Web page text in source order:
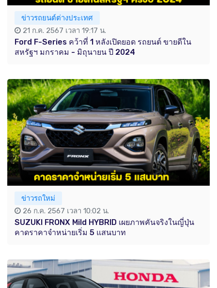
ข่าวรถยนต์ต่างประเทศ
21 ก.ค. 2567 เวลา 19:17 น.
Ford F-Series คว้าที่ 1 หลังเปิดยอด รถยนต์ ขายดีใน
สหรัฐฯ มกราคม - มิถุนายน ปี 2024
ข่าวรถใหม่
26 ก.ค. 2567 เวลา 10:02 น.
SUZUKI FRONX Mild HYBRID เผยภาพคันจริงในญี่ปุ่น
คาดราคาจำหน่ายเริ่ม 5 แสนบาท